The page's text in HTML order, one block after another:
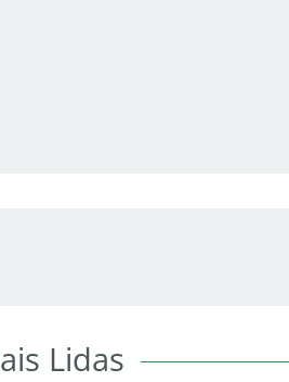
Lidas